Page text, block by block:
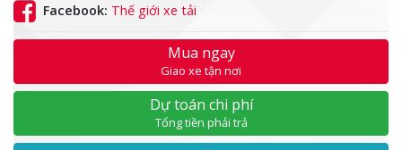
Facebook: Thế giới xe tải
Mua ngay
Giao xe tận nơi
Dự toán chi phí
Tổng tiền phải trả